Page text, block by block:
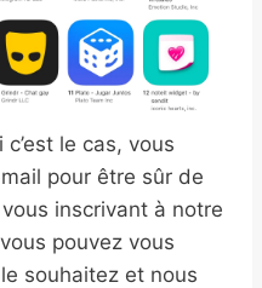
le cas, vous
pour être sûr de
inscrivant à notre
pouvez vous
souhaitez et nous